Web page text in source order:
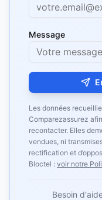
Message
Les données
Comparezassurez
recontacter. Elles
vendues, ni
rectification et
Bloctel : voir notre
Besoin